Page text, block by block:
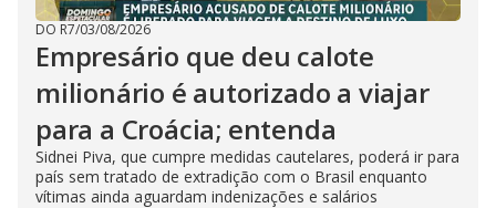
DO R7/03/08/2026
Empresário que deu calote
milionário é autorizado a viajar
para a Croácia; entenda
Sidnei Piva, que cumpre medidas cautelares, poderá ir para
país sem tratado de extradição com o Brasil enquanto
vítimas ainda aguardam indenizações e salários